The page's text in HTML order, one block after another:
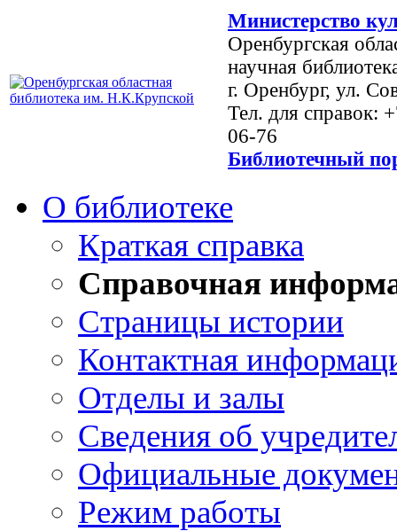
Министерство
Оренбургская
научная
г. Оренбург, ул.
Тел. для справок:
06-76
Библиотечный
О библиотеке
Краткая справка
Справочная
Страницы истории
Контактная
Отделы и залы
Сведения об
Официальные
Режим работы